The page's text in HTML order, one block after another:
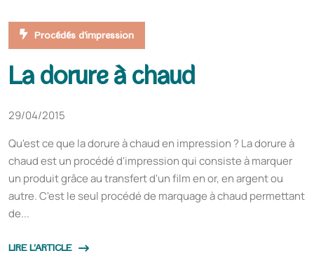
Procédés d'impression
La dorure à chaud
29/04/2015
Qu'est ce que la dorure à chaud en impression ? La dorure à
chaud est un procédé d'impression qui consiste à marquer
un produit grâce au transfert d'un film en or, en argent ou
autre. C'est le seul procédé de marquage à chaud permettant
de...
LIRE L'ARTICLE